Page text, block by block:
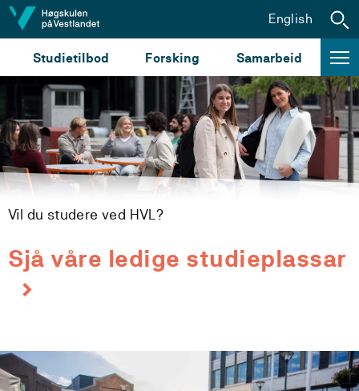
Hopp til innhald
Studietilbod Forsking Samarbeid
English
Vil du studere ved HVL?
Sjå våre ledige studieplassar